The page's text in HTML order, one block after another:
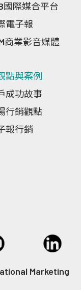
國際媒合平台
電子報
商業影音媒體
點與案例
成功故事
行銷觀點
報行銷
Marketing